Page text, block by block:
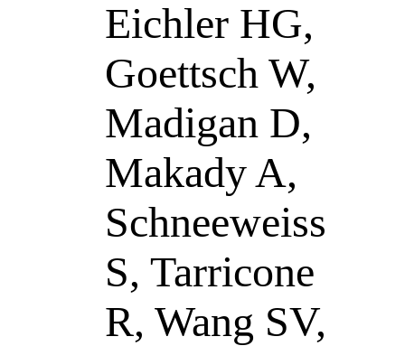
Eichler HG,
Goettsch W,
Madigan D,
Makady A,
Schneeweiss
S, Tarricone
R, Wang SV,